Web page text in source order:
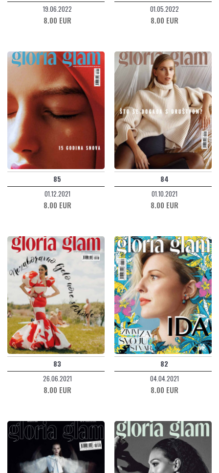
19.06.2022
8.00 EUR
01.05.2022
8.00 EUR
85
01.12.2021
8.00 EUR
84
01.10.2021
8.00 EUR
83
26.06.2021
8.00 EUR
82
04.04.2021
8.00 EUR